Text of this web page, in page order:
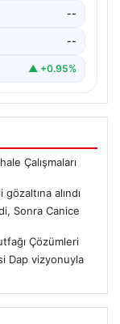
--
--
▲ +0.95%
Çalışmaları
alındı
Sonra Canice
Çözümleri
Dap vizyonuyla